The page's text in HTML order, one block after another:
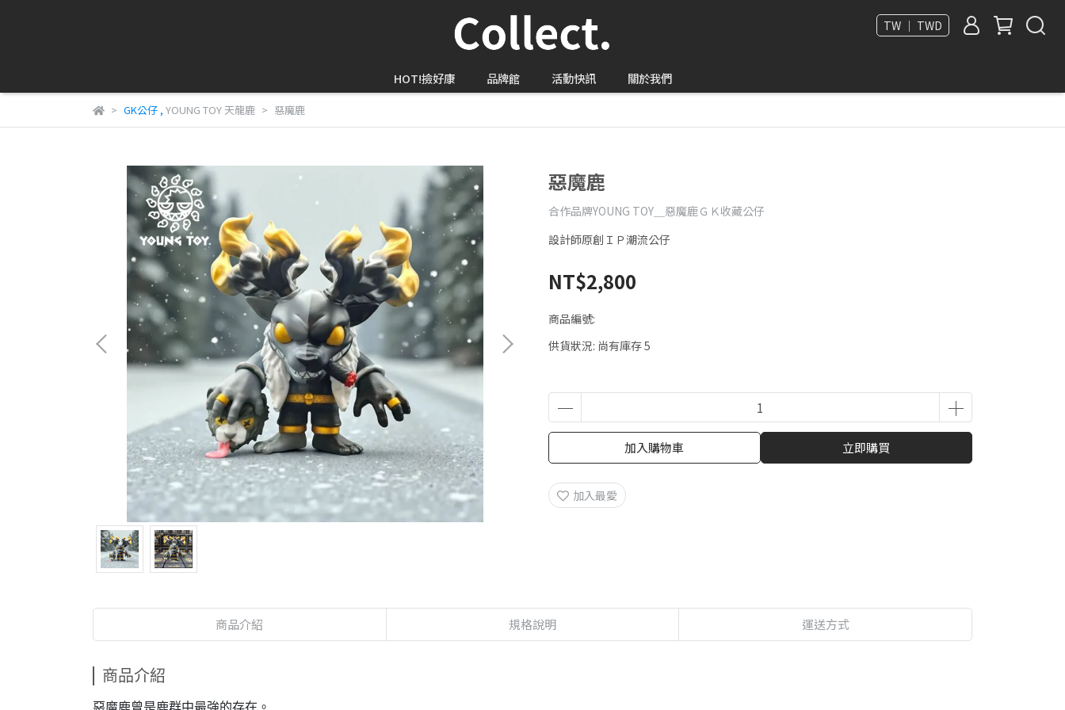
TW ｜ TWD
HOT!撿好康 品牌館 活動快訊 關於我們
GK公仔, YOUNG TOY 天龍鹿 惡魔鹿
惡魔鹿
合作品牌YOUNG TOY＿惡魔鹿ＧＫ收藏公仔
設計師原創ＩＰ潮流公仔
NT$2,800
商品編號:
供貨狀況: 尚有庫存 5
加入購物車 立即購買
加入最愛
商品介紹 規格說明 運送方式
商品介紹
惡魔鹿曾是鹿群中最強的存在。